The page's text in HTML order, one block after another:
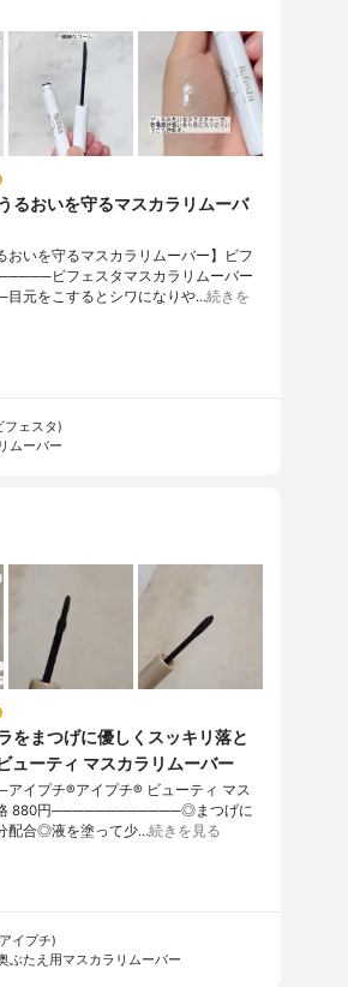
るおいを守るマスカラリムーバ
おいを守るマスカラリムーバー】ビフ
ビフェスタマスカラリムーバー
をこするとシワになりや…続きを
フェスタ)
ムーバー
をまつげに優しくスッキリ落と
ューティ マスカラリムーバー
プチ®アイプチ® ビューティ マス
格 880円────────────◎まつげに
配合◎液を塗って少…続きを見る
イプチ)
ぶたえ用マスカラリムーバー